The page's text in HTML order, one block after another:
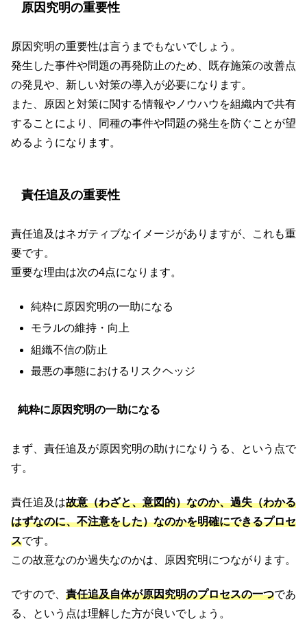
原因究明の重要性
原因究明の重要性は言うまでもないでしょう。
発生した事件や問題の再発防止のため、既存施策の改善点
の発見や、新しい対策の導入が必要になります。
また、原因と対策に関する情報やノウハウを組織内で共有
することにより、同種の事件や問題の発生を防ぐことが望
めるようになります。
責任追及の重要性
責任追及はネガティブなイメージがありますが、これも重
要です。
重要な理由は次の4点になります。
純粋に原因究明の一助になる
モラルの維持・向上
組織不信の防止
最悪の事態におけるリスクヘッジ
純粋に原因究明の一助になる
まず、責任追及が原因究明の助けになりうる、という点で
す。
責任追及は故意（わざと、意図的）なのか、過失（わかる
はずなのに、不注意をした）なのかを明確にできるプロセ
スです。
この故意なのか過失なのかは、原因究明につながります。
ですので、 責任追及自体が原因究明のプロセスの一つであ
る、という点は理解した方が良いでしょう。